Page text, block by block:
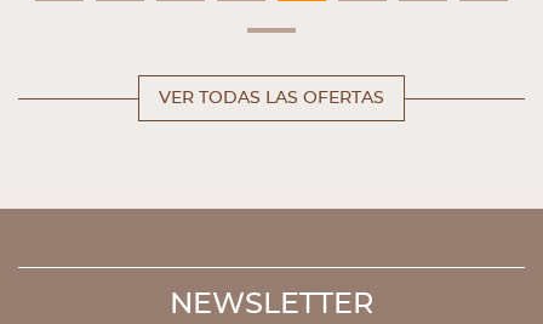
VER TODAS LAS OFERTAS
NEWSLETTER